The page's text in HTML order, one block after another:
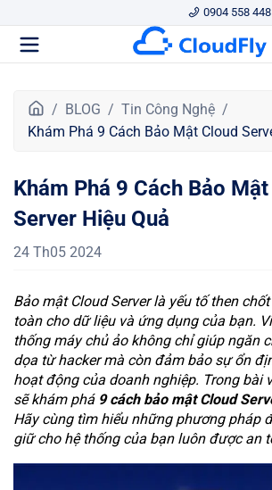
0904 558 448
r
g
h
ủ
BLOG
Tin Công Nghệ
Khám Phá 9 Cách Bảo Mật Cloud
Khám Phá 9 Cách Bảo Mật
Server Hiệu Quả
24 Th05 2024
Bảo mật Cloud Server là yếu tố then
toàn cho dữ liệu và ứng dụng của bạn.
thống máy chủ ảo không chỉ giúp ngăn
dọa từ hacker mà còn đảm bảo sự ổn
hoạt động của doanh nghiệp. Trong bài
sẽ khám phá 9 cách bảo mật Cloud
Hãy cùng tìm hiểu những phương pháp
giữ cho hệ thống của bạn luôn được an